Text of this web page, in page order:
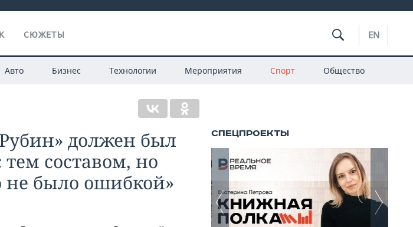
СЮЖЕТЫ EN
Авто Бизнес Технологии Мероприятия Спорт Общество
должен был
тем составом, но
не было ошибкой»